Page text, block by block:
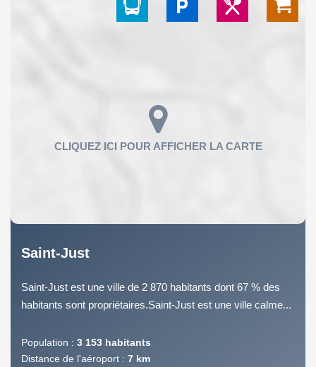
Saint-Just
Saint-Just est une ville de 2 870 habitants dont 67 % des
habitants sont propriétaires.Saint-Just est une ville calme...
Population : 3 153 habitants
Distance de l'aéroport : 7 km